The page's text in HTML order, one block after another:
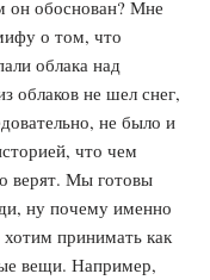
он обоснован? Мне
о том, что
облака над
облаков не шел снег,
не было и
что чем
верят. Мы готовы
ну почему именно
принимать как
вещи. Например,